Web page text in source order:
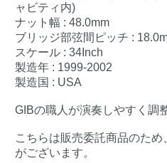
ャビティ内)
ナット幅 : 48.0mm
ブリッジ部弦間ピッチ :
スケール : 34Inch
製造年 : 1999-2002
製造国 : USA
GIBの職人が演奏しやすく調
こちらは販売委託商品のた
がございます。